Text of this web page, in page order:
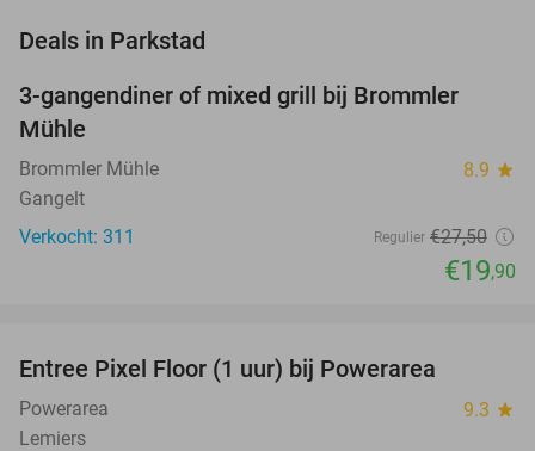
Deals in Parkstad
3-gangendiner of mixed grill bij Brommler
Mühle
Brommler Mühle 8.9 star
Gangelt
Verkocht: 311
Regulier €27,50
€19,90
Entree Pixel Floor (1 uur) bij Powerarea
Powerarea 9.3 star
Lemiers